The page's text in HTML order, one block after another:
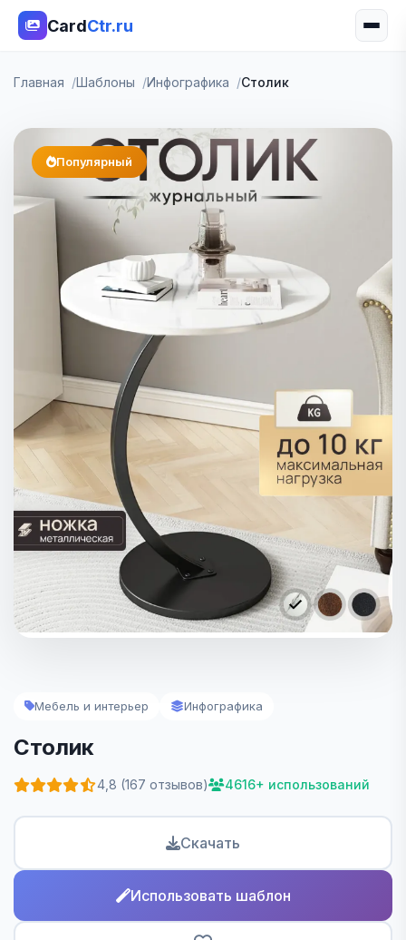
CardCtr.ru
Главная Шаблоны Инфографика Столик
Популярный
Мебель и интерьер Инфографика
Столик
4,8 (167 отзывов) 4616+ использований
Скачать
Использовать шаблон